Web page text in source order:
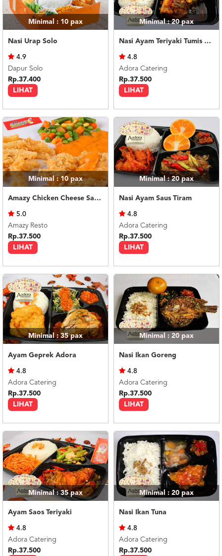
Minimal : 10 pax
Nasi Urap Solo
LIHAT
4.9
Dapur Solo
Rp.37.400
Minimal : 20pax
Nasi Ayam Teriyaki Tumis Buncis Jagung
LIHAT
4.8
Adora Catering
Rp.37.500
Minimal : 10pax
Amazy Chicken Cheese Sauce
LIHAT
5.0
Amazy Resto
Rp.37.500
Minimal : 20pax
Nasi Ayam Saus Tiram
LIHAT
4.8
Adora Catering
Rp.37.500
Minimal : 35pax
Ayam Geprek Adora
LIHAT
4.8
Adora Catering
Rp.37.500
Minimal : 20 pax
Nasi Ikan Goreng
LIHAT
4.8
Adora Catering
Rp.37.500
Minimal : 35pax
Ayam Saos Teriyaki
4.8
Adora Catering
Rp.37.500
Minimal : 20 pax
Nasi Ikan Tuna
4.8
Adora Catering
Rp.37.500